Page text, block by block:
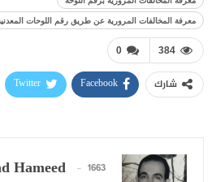
معرفة المخالفات المرورية عن طريق رقم اللوحات
0 384
شارك Facebook
Twitter
Hameed 1663 المشاركات